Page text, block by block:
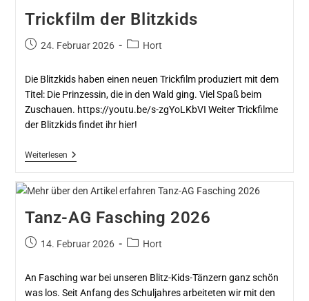
Trickfilm der Blitzkids
24. Februar 2026 Hort
Die Blitzkids haben einen neuen Trickfilm produziert mit dem
Titel: Die Prinzessin, die in den Wald ging. Viel Spaß beim
Zuschauen. https://youtu.be/s-zgYoLKbVI Weiter Trickfilme
der Blitzkids findet ihr hier!
Weiterlesen
Tanz-AG Fasching 2026
14. Februar 2026 Hort
An Fasching war bei unseren Blitz-Kids-Tänzern ganz schön
was los. Seit Anfang des Schuljahres arbeiteten wir mit den